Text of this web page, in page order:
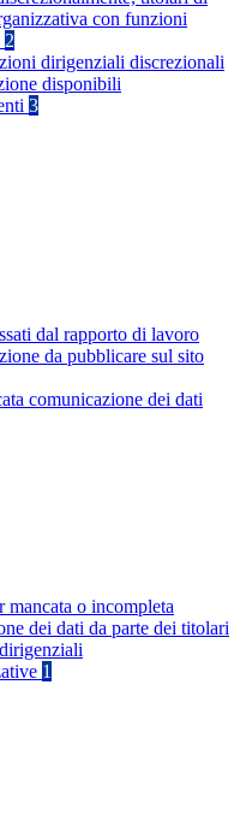
con funzioni
2
dirigenziali discrezionali
disponibili
3
dal rapporto di lavoro
da pubblicare sul sito
comunicazione dei dati
mancata o incompleta
dei dati da parte dei titolari
1